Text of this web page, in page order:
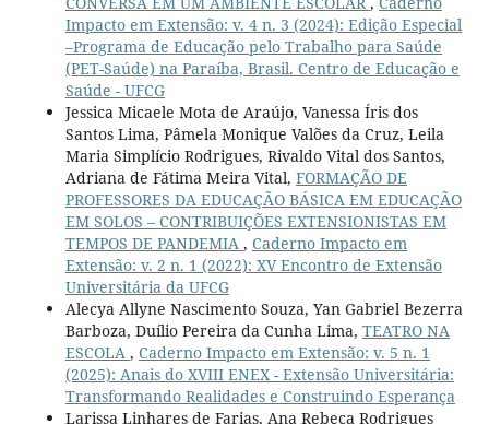
Impacto em Extensão: v. 4 n. 3 (2024): Edição Especial
–Programa de Educação pelo Trabalho para Saúde
(PET-Saúde) na Paraíba, Brasil. Centro de Educação e
Saúde - UFCG
Jessica Micaele Mota de Araújo, Vanessa Íris dos
Santos Lima, Pâmela Monique Valões da Cruz, Leila
Maria Simplício Rodrigues, Rivaldo Vital dos Santos,
Adriana de Fátima Meira Vital, FORMAÇÃO DE
PROFESSORES DA EDUCAÇÃO BÁSICA EM EDUCAÇÃO
EM SOLOS – CONTRIBUIÇÕES EXTENSIONISTAS EM
TEMPOS DE PANDEMIA , Caderno Impacto em
Extensão: v. 2 n. 1 (2022): XV Encontro de Extensão
Universitária da UFCG
Alecya Allyne Nascimento Souza, Yan Gabriel Bezerra
Barboza, Duílio Pereira da Cunha Lima, TEATRO NA
ESCOLA , Caderno Impacto em Extensão: v. 5 n. 1
(2025): Anais do XVIII ENEX - Extensão Universitária:
Transformando Realidades e Construindo Esperança
Larissa Linhares de Farias, Ana Rebeca Rodrigues